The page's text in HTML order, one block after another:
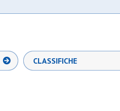
CLASSIFICHE